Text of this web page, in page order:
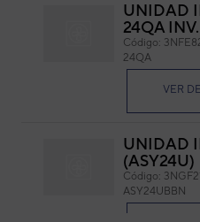
UNIDAD
24QA INV.
Código:
24QA
VER
UNIDAD
(ASY24U)
Código:
ASY24UBBN